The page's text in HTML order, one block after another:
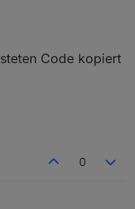
bei mir steht
Code kopiert
0